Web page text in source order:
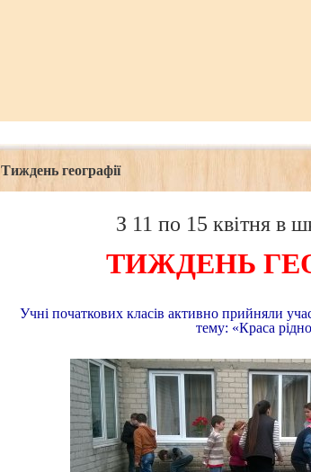
Тиждень географії
З 11 по 15 квітня в
ТИЖДЕНЬ
Учні початкових класів активно прийняли
тему: «Краса